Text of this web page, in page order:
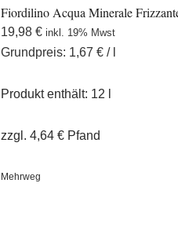
Fiordilino Acqua Minerale
19,98€ inkl. 19% Mwst
Grundpreis: 1,67€ /
Produkt enthält: 12
zzgl.4,64€ Pfand
Mehrweg